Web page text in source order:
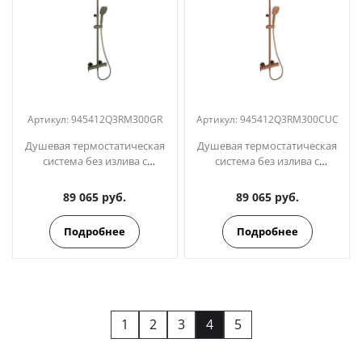
Артикул: 945412Q3RM300GR
Душевая термостатическая
система без излива с
BLAUTHERM
945412Q3RM300GR графит
89 065 руб.
Подробнее
Артикул: 945412Q3RM300CUC
Душевая термостатическая
система без излива с
BLAUTHERM
945412Q3RM300CUC медь
89 065 руб.
Подробнее
1 2 3 4 5